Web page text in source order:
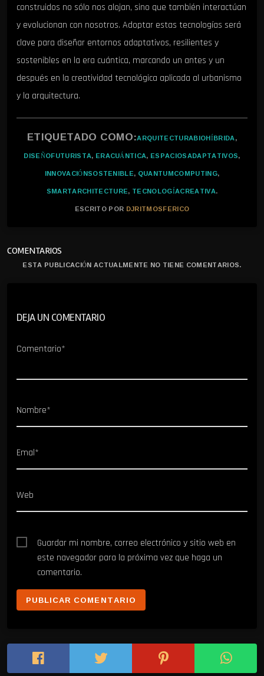
construidos no sólo nos alojan, sino que también interactúan
y evolucionan con nosotros. Adoptar estas tecnologías será
clave para diseñar entornos adaptativos, resilientes y
sostenibles en la era cuántica, marcando un antes y un
después en la creatividad tecnológica aplicada al urbanismo
y la arquitectura.
ETIQUETADO COMO:ARQUITECTURABIOHÍBRIDA,
DISEÑOFUTURISTA, ERACUÁNTICA, ESPACIOSADAPTATIVOS,
INNOVACIÓNSOSTENIBLE, QUANTUMCOMPUTING,
SMARTARCHITECTURE, TECNOLOGÍACREATIVA.
ESCRITO POR DJRITMOSFERICO
COMENTARIOS
ESTA PUBLICACIÓN ACTUALMENTE NO TIENE COMENTARIOS.
DEJA UN COMENTARIO
Comentario*
Nombre*
Emal*
Web
Guardar mi nombre, correo electrónico y sitio web en
este navegador para la próxima vez que haga un
comentario.